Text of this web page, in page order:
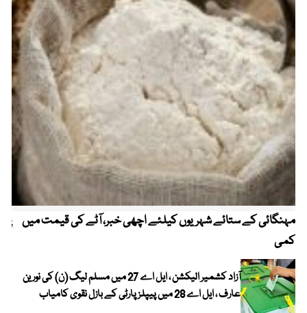
مہنگائی کے ستائے شہریوں کیلئے اچھی خبر، آٹے کی قیمت میں
کمی
آزاد کشمیر الیکشن ، ایل اے 27 میں مسلم لیگ (ن) کی نورین
عارف ، ایل اے 28 میں پیپلز پارٹی کے بازل نقوی کامیاب